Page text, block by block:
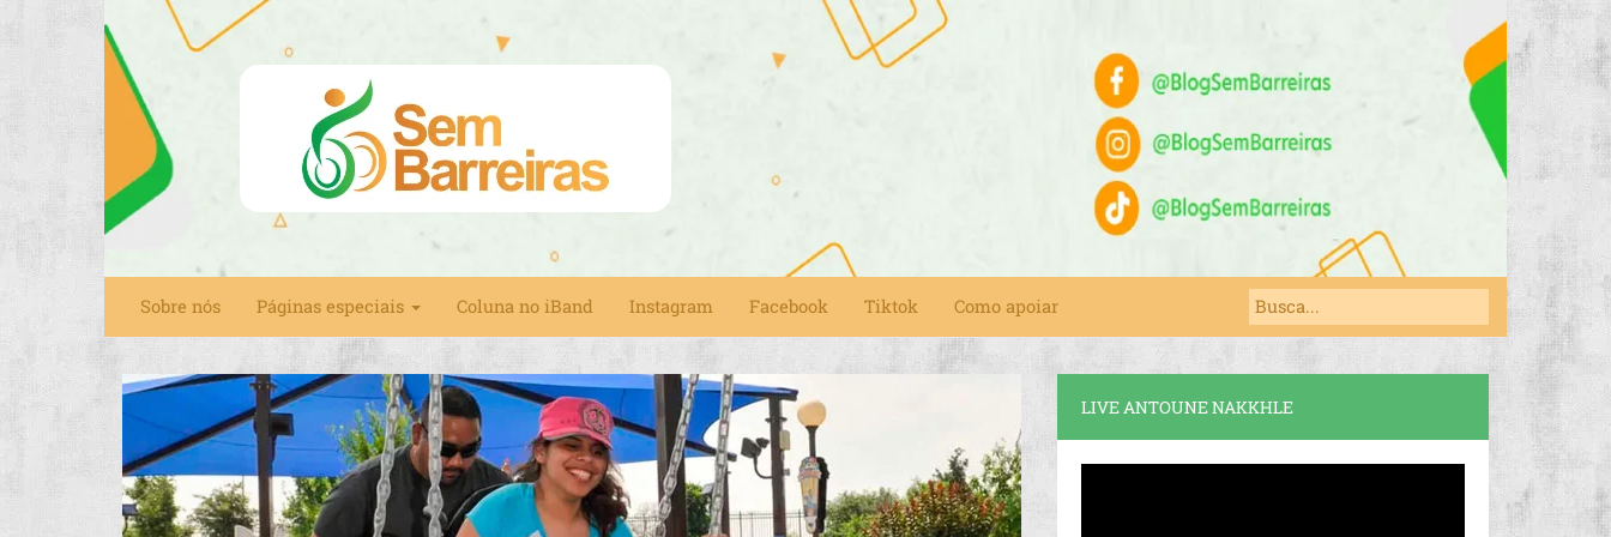
Sobre nós Páginas especiais Coluna no iBand Instagram Facebook Tiktok Como apoiar
LIVE ANTOUNE NAKKHLE